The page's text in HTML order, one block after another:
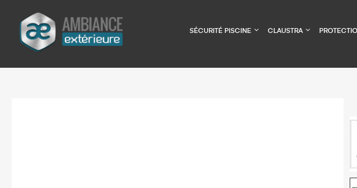
SÉCURITÉ PISCINE CLAUSTRA